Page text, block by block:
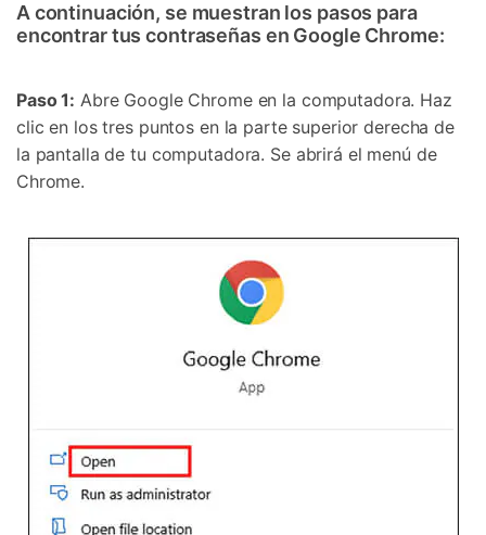
A continuación, se muestran los pasos para
encontrar tus contraseñas en Google Chrome:
Paso 1: Abre Google Chrome en la computadora. Haz
clic en los tres puntos en la parte superior derecha de
la pantalla de tu computadora. Se abrirá el menú de
Chrome.